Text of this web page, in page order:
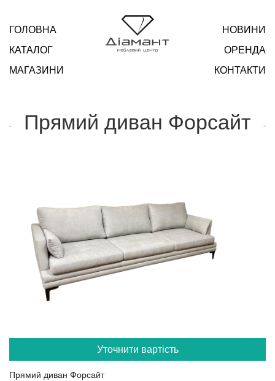
ГОЛОВНА
КАТАЛОГ
МАГАЗИНИ
НОВИНИ
ОРЕНДА
КОНТАКТИ
Прямий диван Форсайт
Уточнити вартість
Прямий диван Форсайт